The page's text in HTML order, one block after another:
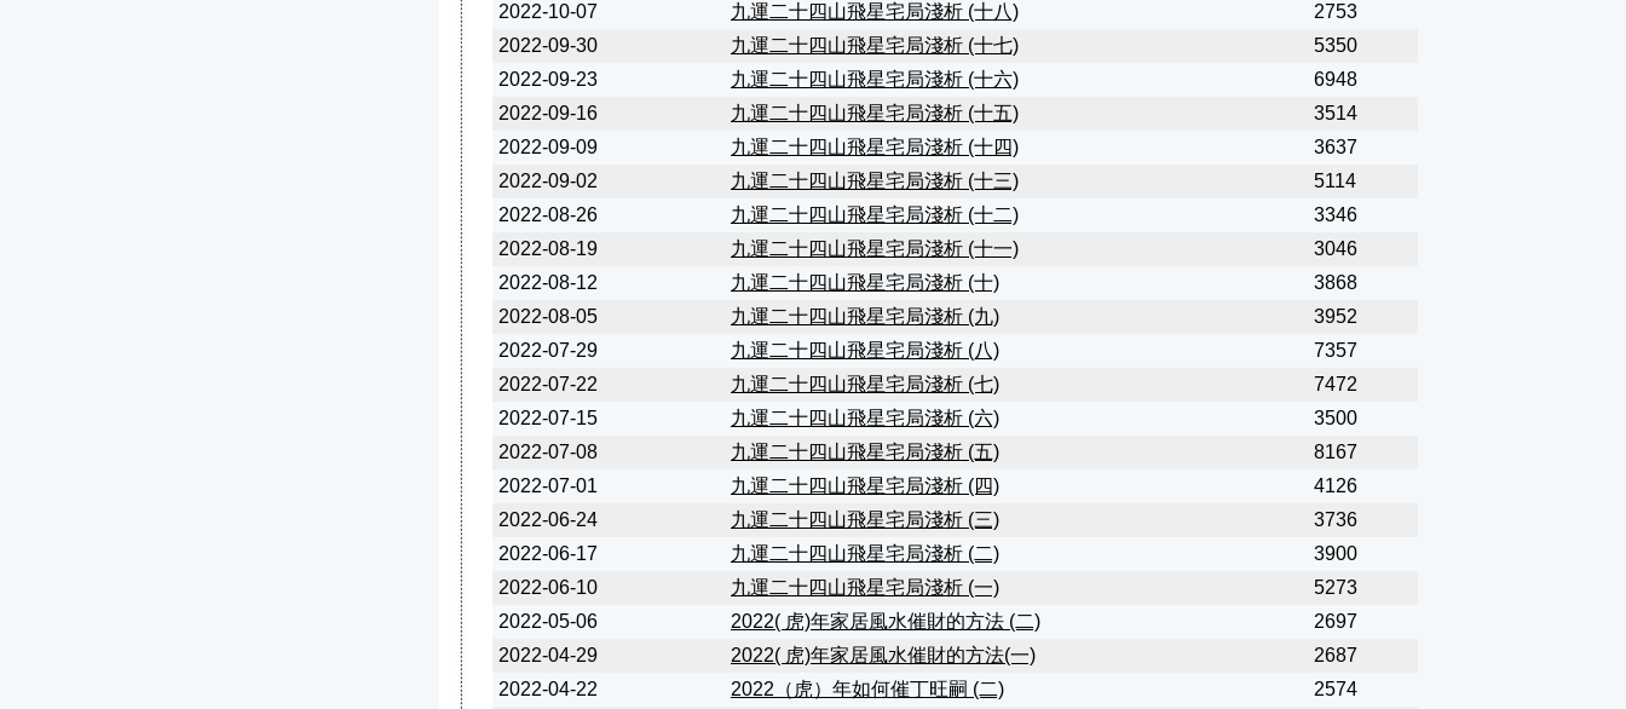
2022-10-07
九運二⼗四山飛星宅局淺析 (十八)
2753
2022-09-30
九運二⼗四山飛星宅局淺析 (十七)
5350
2022-09-23
九運二⼗四山飛星宅局淺析 (十六)
6948
2022-09-16
九運二⼗四山飛星宅局淺析 (十五)
3514
2022-09-09
九運二⼗四山飛星宅局淺析 (十四)
3637
2022-09-02
九運二⼗四山飛星宅局淺析 (十三)
5114
2022-08-26
九運二⼗四山飛星宅局淺析 (十二)
3346
2022-08-19
九運二⼗四山飛星宅局淺析 (十一)
3046
2022-08-12
九運二⼗四山飛星宅局淺析 (十)
3868
2022-08-05
九運二⼗四山飛星宅局淺析 (九)
3952
2022-07-29
九運二⼗四山飛星宅局淺析 (八)
7357
2022-07-22
九運二⼗四山飛星宅局淺析 (七)
7472
2022-07-15
九運二⼗四山飛星宅局淺析 (六)
3500
2022-07-08
九運二⼗四山飛星宅局淺析 (五)
8167
2022-07-01
九運二⼗四山飛星宅局淺析 (四)
4126
2022-06-24
九運二⼗四山飛星宅局淺析 (三)
3736
2022-06-17
九運二⼗四山飛星宅局淺析 (二)
3900
2022-06-10
九運二⼗四山飛星宅局淺析 (一)
5273
2022-05-06
2022( 虎)年家居風水催財的方法 (二)
2697
2022-04-29
2022( 虎)年家居風水催財的方法(一)
2687
2022-04-22
2022（虎）年如何催丁旺嗣 (二)
2574